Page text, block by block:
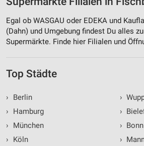
Egal ob WASGAU oder EDEKA und
(Dahn) und Umgebung findest Du alles
Supermärkte. Finde hier Filialen und
Top Städte
›
Berlin
›
Hamburg
›
München
›
Köln
›
›
› Bonn
›